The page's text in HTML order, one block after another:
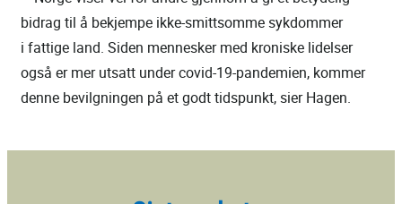
bidrag til å bekjempe ikke-smittsomme sykdommer
i fattige land. Siden mennesker med kroniske lidelser
også er mer utsatt under covid-19-pandemien, kommer
denne bevilgningen på et godt tidspunkt, sier Hagen.